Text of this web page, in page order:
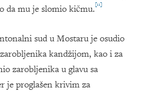
da mu je slomio kičmu.[11]
sud u Mostaru je osudio
kandžijom, kao i za
zarobljenika u glavu sa
je proglašen krivim za